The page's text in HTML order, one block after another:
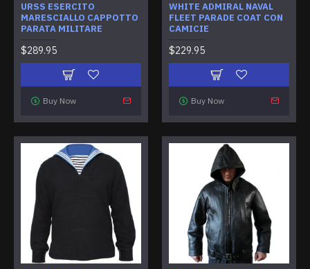
URSS ESERCITO
MARESCIALLO CAPPOTTO
PARATA MILITARE
$289.95
Buy Now
WHITE ADMIRAL NAVAL
FLEET PARADE COAT CON
CAMICIE
$229.95
Buy Now